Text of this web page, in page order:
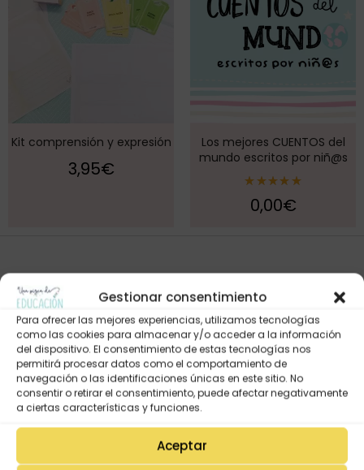
Gestionar consentimiento
Para ofrecer las mejores experiencias, utilizamos tecnologías
como las cookies para almacenar y/o acceder a la información
del dispositivo. El consentimiento de estas tecnologías nos
permitirá procesar datos como el comportamiento de
navegación o las identificaciones únicas en este sitio. No
consentir o retirar el consentimiento, puede afectar negativamente
a ciertas características y funciones.
Aceptar
Kit comprensión y expresión
3,95€
Los mejores CUENTOS del
mundo escritos por niñ@s
con5.00
de 5
0,00€
Mi Cuenta
Lista de deseos
Mi Perfil